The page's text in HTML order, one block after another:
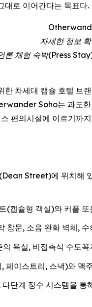
대로 이어간다는 목표다.
자세한 정보
론 체험 숙박(Press
차세대 캡슐 호텔 브
Soho는 과도
편의시설에 이르기까
Street)에 위치해
(캡슐형 객실)와 커플
창문, 소음 완화 벽체,
욕실, 비접촉식 수도
이스트리, 스낵)와 맥
단계 정수 시스템을